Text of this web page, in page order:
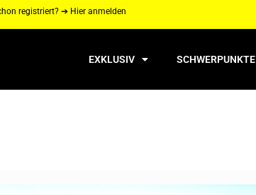
registriert? ➔ Hier anmelden
EXKLUSIV SCHWERPUNKTE